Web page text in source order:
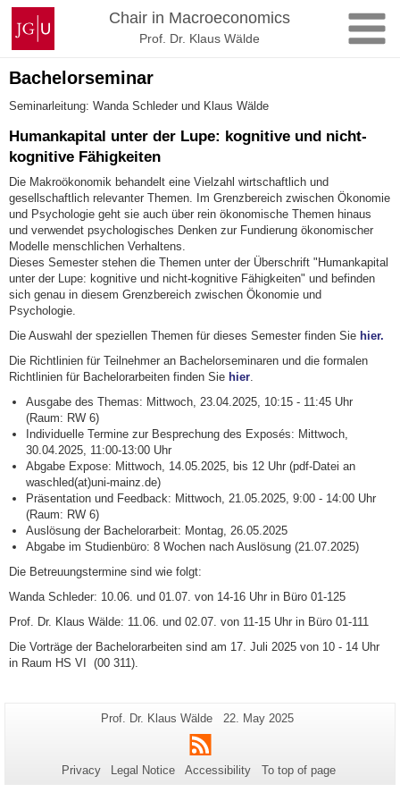
Skip
content
Johannes
Gutenberg
University
Mainz
Chair in Macroeconomics
Prof. Dr. Klaus Wälde
Bachelorseminar
Seminarleitung: Wanda Schleder und Klaus Wälde
Humankapital unter der Lupe: kognitive und nicht-
kognitive Fähigkeiten
Die Makroökonomik behandelt eine Vielzahl wirtschaftlich und
gesellschaftlich relevanter Themen. Im Grenzbereich zwischen Ökonomie
und Psychologie geht sie auch über rein ökonomische Themen hinaus
und verwendet psychologisches Denken zur Fundierung ökonomischer
Modelle menschlichen Verhaltens.
Dieses Semester stehen die Themen unter der Überschrift "Humankapital
unter der Lupe: kognitive und nicht-kognitive Fähigkeiten" und befinden
sich genau in diesem Grenzbereich zwischen Ökonomie und
Psychologie.
Die Auswahl der speziellen Themen für dieses Semester finden Sie hier.
Die Richtlinien für Teilnehmer an Bachelorseminaren und die formalen
Richtlinien für Bachelorarbeiten finden Sie hier.
Ausgabe des Themas: Mittwoch, 23.04.2025, 10:15 - 11:45 Uhr
(Raum: RW 6)
Individuelle Termine zur Besprechung des Exposés: Mittwoch,
30.04.2025, 11:00-13:00 Uhr
Abgabe Expose: Mittwoch, 14.05.2025, bis 12 Uhr (pdf-Datei an
waschled(at)uni-mainz.de)
Präsentation und Feedback: Mittwoch, 21.05.2025, 9:00 - 14:00 Uhr
(Raum: RW 6)
Auslösung der Bachelorarbeit: Montag, 26.05.2025
Abgabe im Studienbüro: 8 Wochen nach Auslösung (21.07.2025)
Die Betreuungstermine sind wie folgt:
Wanda Schleder: 10.06. und 01.07. von 14-16 Uhr in Büro 01-125
Prof. Dr. Klaus Wälde: 11.06. und 02.07. von 11-15 Uhr in Büro 01-111
Die Vorträge der Bachelorarbeiten sind am 17. Juli 2025 von 10 - 14 Uhr
in Raum HS VI (00 311).
Additional
information
about
this
Page-
Prof. Dr. Klaus Wälde
Last
22. May 2025
RSS
Privacy Legal Notice Accessibility To top of page